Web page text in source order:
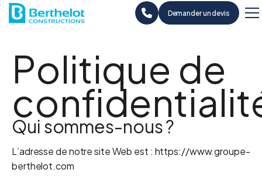
Demander un devis
Politique de
Qui sommes-nous ?
L’adresse de notre site Web est : https://www.groupe-
berthelot.com